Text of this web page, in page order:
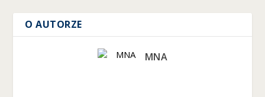
O AUTORZE
MNA